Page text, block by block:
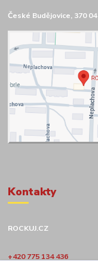
České Budějovice, 370 04
Kontakty
ROCKUJ.CZ
+420 775 134 436